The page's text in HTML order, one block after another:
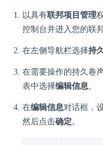
以具有联邦项目管理
控制台并进入您的联
在左侧导航栏选择持
在需要操作的持久卷
表中选择编辑信息。
在编辑信息对话框，
然后点击确定。